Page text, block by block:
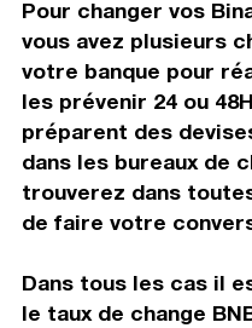
Pour changer vos
vous avez plusieurs
votre banque pour
les prévenir 24 ou
préparent des
dans les bureaux de
trouverez dans
de faire votre
Dans tous les cas il
le taux de change